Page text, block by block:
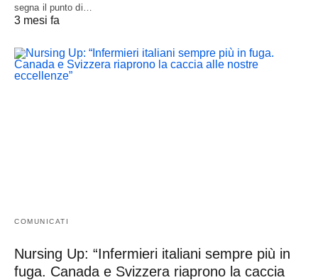
segna il punto di…
3 mesi fa
COMUNICATI
Nursing Up: “Infermieri italiani sempre più in
fuga. Canada e Svizzera riaprono la caccia